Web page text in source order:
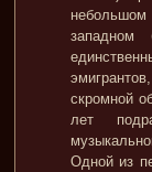
западном
скромной
лет
Одной из